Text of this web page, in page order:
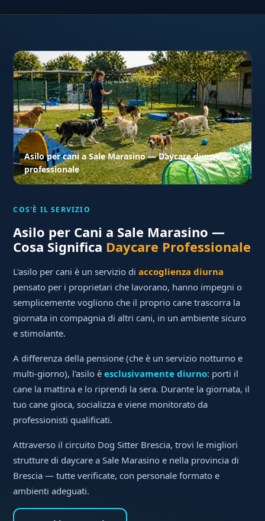
Asilo per cani a Sale Marasino — Daycare diurno
professionale
COS'È IL SERVIZIO
Asilo per Cani a Sale Marasino —
Cosa Significa Daycare Professionale
L'asilo per cani è un servizio diaccoglienza diurna
pensato per i proprietari che lavorano, hanno impegni o
semplicemente vogliono che il proprio cane trascorra la
giornata in compagnia di altri cani, in un ambiente sicuro
e stimolante.
A differenza della pensione (che è un servizio notturno e
multi-giorno), l'asilo èesclusivamente diurno: porti il
cane la mattina e lo riprendi la sera. Durante la giornata, il
tuo cane gioca, socializza e viene monitorato da
professionisti qualificati.
Attraverso il circuito Dog Sitter Brescia, trovi le migliori
strutture di daycare a Sale Marasino e nella provincia di
Brescia — tutte verificate, con personale formato e
ambienti adeguati.